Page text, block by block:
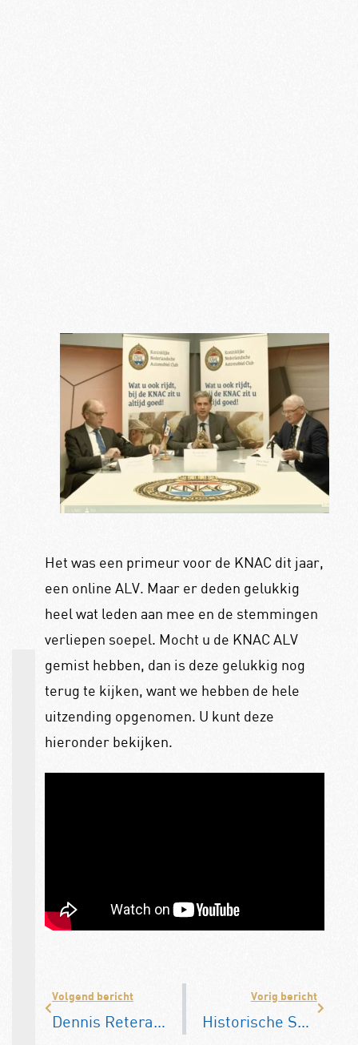
Het was een primeur voor de KNAC dit jaar,
een online ALV. Maar er deden gelukkig
heel wat leden aan mee en de stemmingen
verliepen soepel. Mocht u de KNAC ALV
gemist hebben, dan is deze gelukkig nog
terug te kijken, want we hebben de hele
uitzending opgenomen. U kunt deze
hieronder bekijken.
Volgend bericht
Dennis Retera vestigt ‘driftrecord’ in Porsche Taycan
Vorig bericht
Historische Spyker Revivalrit in beeld